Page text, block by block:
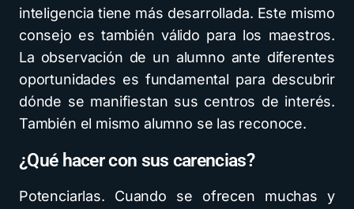
inteligencia tiene más desarrollada. Este mismo
consejo es también válido para los maestros.
La observación de un alumno ante diferentes
oportunidades es fundamental para descubrir
dónde se manifiestan sus centros de interés.
También el mismo alumno se las reconoce.
¿Qué hacer con sus carencias?
Potenciarlas. Cuando se ofrecen muchas y